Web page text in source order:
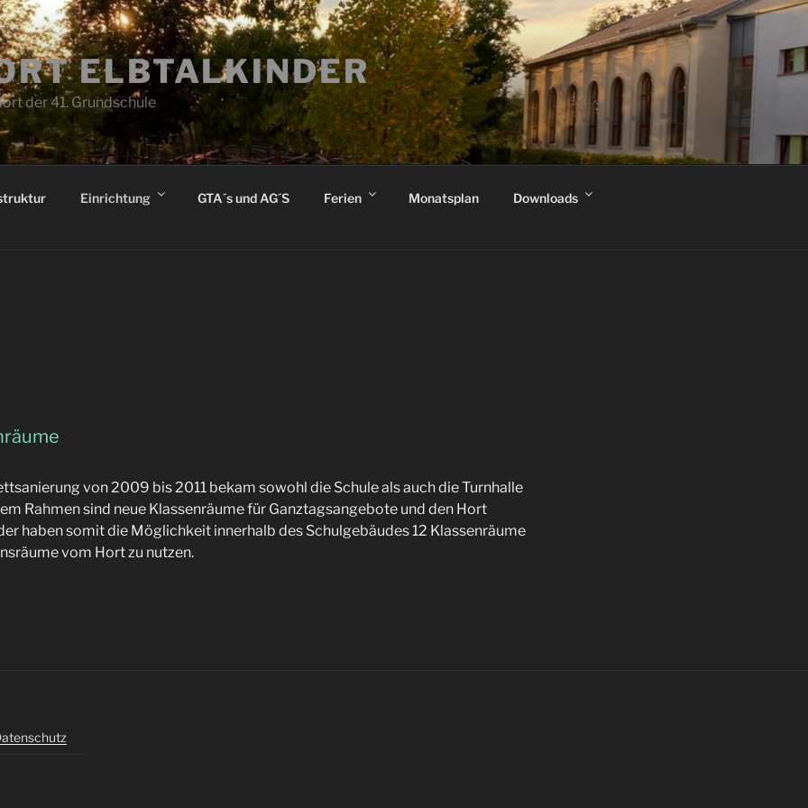
ELBTALKINDER
der 41. Grundschule
Einrichtung GTA´s und AG´S Ferien Monatsplan Downloads
von 2009 bis 2011 bekam sowohl die Schule als auch die Turnhalle
Rahmen sind neue Klassenräume für Ganztagsangebote und den Hort
haben somit die Möglichkeit innerhalb des Schulgebäudes 12 Klassenräume
vom Hort zu nutzen.